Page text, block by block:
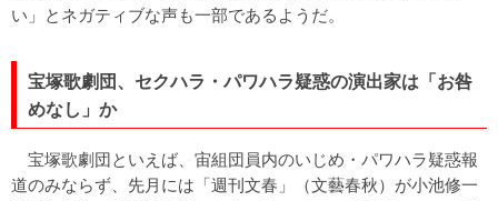
い」とネガティブな声も一部であるようだ。
宝塚歌劇団、セクハラ・パワハラ疑惑の演出家は「お咎
めなし」か
宝塚歌劇団といえば、宙組団員内のいじめ・パワハラ疑惑報
道のみならず、先月には「週刊文春」（文藝春秋）が小池修一